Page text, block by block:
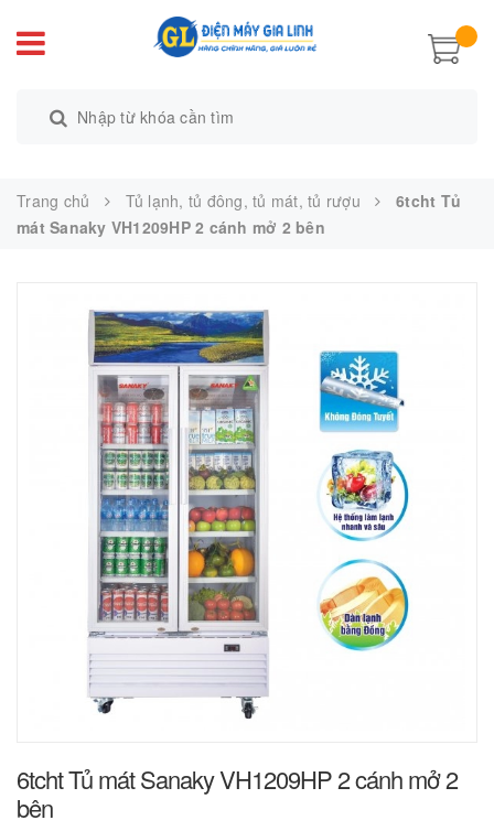
Trang chủ Tủ lạnh, tủ đông, tủ mát, tủ rượu
6tcht Tủ
mát Sanaky VH1209HP 2 cánh mở 2 bên
6tcht Tủ mát Sanaky VH1209HP 2 cánh mở 2
bên